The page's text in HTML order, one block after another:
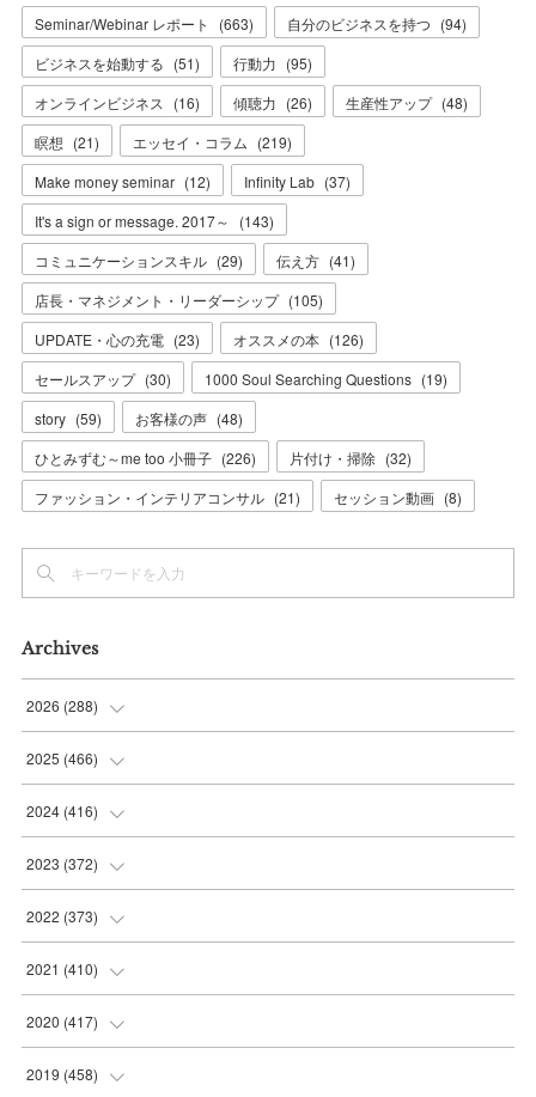
Seminar/Webinar レポート
(663) 自分のビジネスを持つ (94)
ビジネスを始動する (51) 行動力 (95)
オンラインビジネス
(16) 傾聴力 (26) 生産性アップ (48)
瞑想 (21) エッセイ・コラム (219)
Make money seminar (12) Infinity Lab (37)
It's a sign or message. 2017～
(143)
コミュニケーションスキル (29) 伝え方 (41)
店長・マネジメント・リーダーシップ (105)
UPDATE・心の充電 (23) オススメの本 (126)
セールスアップ (30) 1000 Soul Searching Questions (19)
story (59) お客様の声 (48)
ひとみずむ～me too 小冊子 (226) 片付け・掃除 (32)
ファッション・インテリアコンサル (21) セッション動画 (8)
Archives
2026 (288)
(9)
(36
(37
(42
2025 (466)
(56
(37
(35
(36
2024 (416)
(38
(39
(38
(36
2023 (372)
(31
(30
(30
(30
2022 (373)
(31
(33
(31
2021 (410)
(32
(32
2020 (417)
(35
2019 (458)